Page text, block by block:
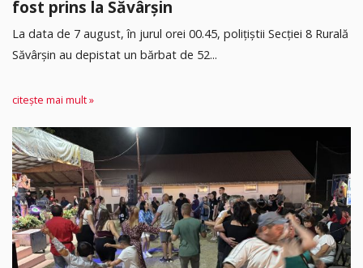
fost prins la Săvârșin
​La data de 7 august, în jurul orei 00.45, polițiștii Secției 8 Rurală
Săvârșin au depistat un bărbat de 52...
citește mai mult »